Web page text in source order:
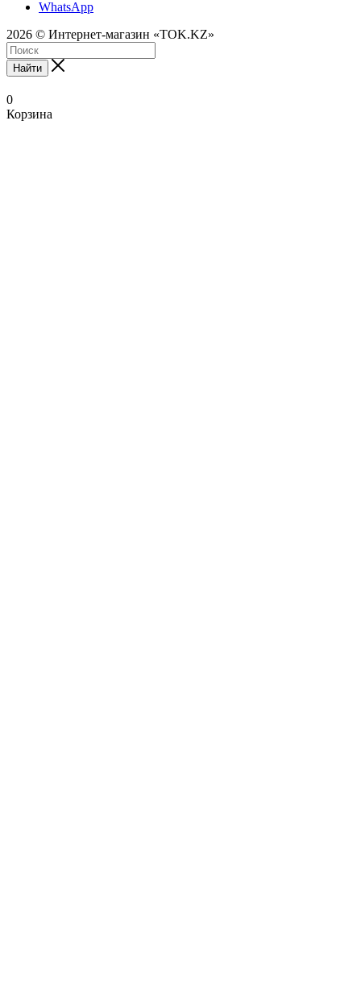
WhatsApp
2026 © Интернет-магазин «TOK.KZ»
Найти
0
Корзина